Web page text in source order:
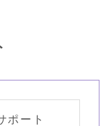
ポート